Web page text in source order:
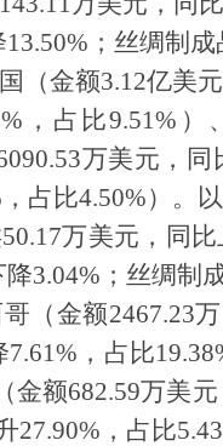
13.50% ；丝绸制成
（金额3.12亿美
，占比9.51% ）
万美元，同
，占比4.50%）。
50.17万美元，同
降3.04% ；丝绸制
（金额2467.23
7.61% ，占比
金额682.59万美
27.90% ，占比